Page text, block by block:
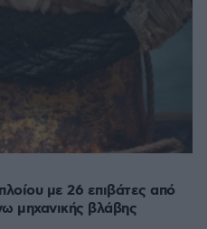
με 26 επιβάτες από
μηχανικής βλάβης